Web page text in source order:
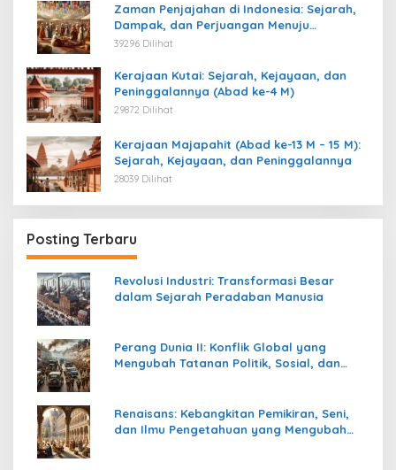
Zaman Penjajahan di Indonesia: Sejarah,
Dampak, dan Perjuangan Menuju
Kemerdekaan
39296 Dilihat
Kerajaan Kutai: Sejarah, Kejayaan, dan
Peninggalannya (Abad ke-4 M)
29872 Dilihat
Kerajaan Majapahit (Abad ke-13 M – 15 M):
Sejarah, Kejayaan, dan Peninggalannya
28039 Dilihat
Posting Terbaru
Revolusi Industri: Transformasi Besar
dalam Sejarah Peradaban Manusia
Perang Dunia II: Konflik Global yang
Mengubah Tatanan Politik, Sosial, dan
Renaisans: Kebangkitan Pemikiran, Seni,
dan Ilmu Pengetahuan yang Mengubah